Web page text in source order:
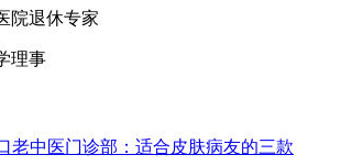
院退休专家
理事
老中医门诊部：适合皮肤病友的三款